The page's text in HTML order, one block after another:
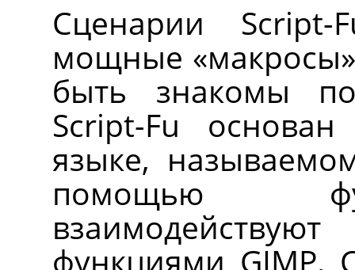
Сценарии
мощные «макросы»
быть знакомы
Script-Fu
языке,
помощью
функциями GIMP.